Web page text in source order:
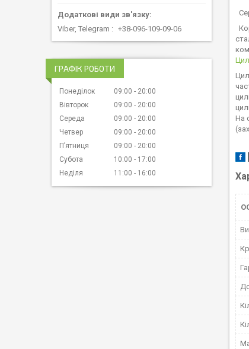
На
Viber, Telegram +38-096-109-09-06
ГРАФІК РОБОТИ
Понеділок 09:00
20:00
Вівторок
09:00
20:00
Середа
09:00
20:00
Четвер
09:00
20:00
Пʼятниця
09:00
20:00
Субота
10:00
17:00
Неділя
11:00 16:00